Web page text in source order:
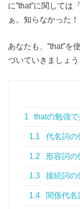
に”that”に関しては
ぁ。知らなかった
あなたも、”that”を
づいていきましょう
1 thatの勉強
1.1 代名詞の
1.2 形容詞の
1.3 接続詞の
1.4 関係代名